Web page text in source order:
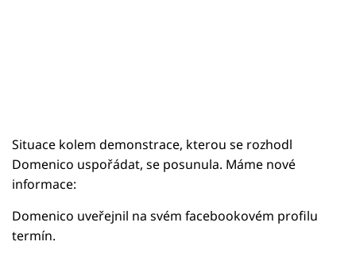
Situace kolem demonstrace, kterou se rozhodl
Domenico uspořádat, se posunula. Máme nové
informace:
Domenico uveřejnil na svém facebookovém profilu
termín.